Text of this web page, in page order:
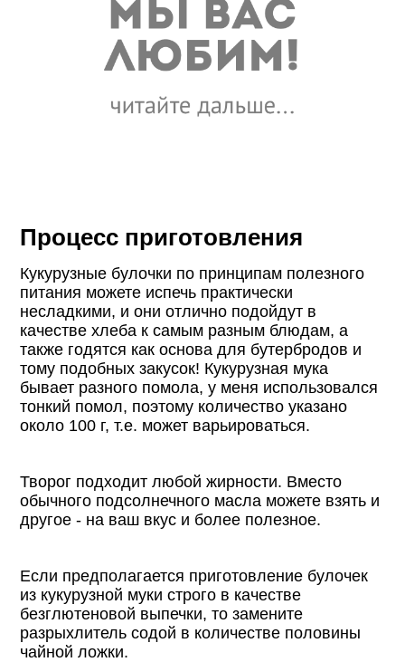
Процесс приготовления
Кукурузные булочки по принципам полезного
питания можете испечь практически
несладкими, и они отлично подойдут в
качестве хлеба к самым разным блюдам, а
также годятся как основа для бутербродов и
тому подобных закусок! Кукурузная мука
бывает разного помола, у меня использовался
тонкий помол, поэтому количество указано
около 100 г, т.е. может варьироваться.
Творог подходит любой жирности. Вместо
обычного подсолнечного масла можете взять и
другое - на ваш вкус и более полезное.
Если предполагается приготовление булочек
из кукурузной муки строго в качестве
безглютеновой выпечки, то замените
разрыхлитель содой в количестве половины
чайной ложки.